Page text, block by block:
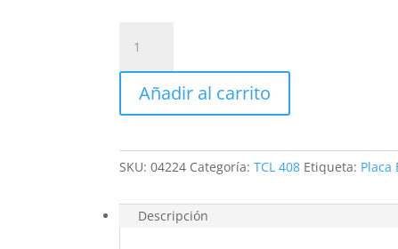
TCL
408
cantidad
Añadir al carrito
SKU:04224 Categoría:TCL 408 Etiqueta: Placa
Descripción